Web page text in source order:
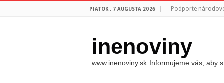
PIATOK , 7 AUGUSTA 2026 Podporte
inenoviny
www.inenoviny.sk Informujeme vás, aby